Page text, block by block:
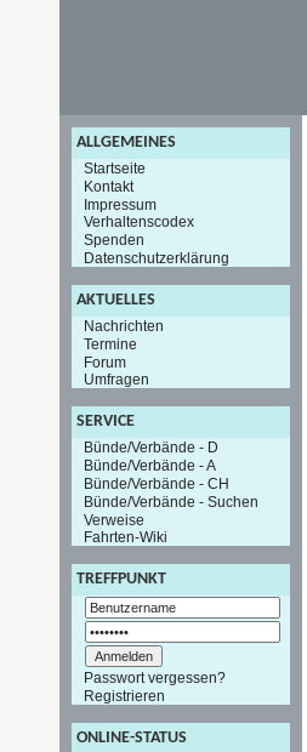
ALLGEMEINES
Startseite
Kontakt
Impressum
Verhaltenscodex
Spenden
Datenschutzerklärung
AKTUELLES
Nachrichten
Termine
Forum
Umfragen
SERVICE
Bünde/Verbände - D
Bünde/Verbände - A
Bünde/Verbände - CH
Bünde/Verbände - Suchen
Verweise
Fahrten-Wiki
TREFFPUNKT
Passwort vergessen?
Registrieren
ONLINE-STATUS